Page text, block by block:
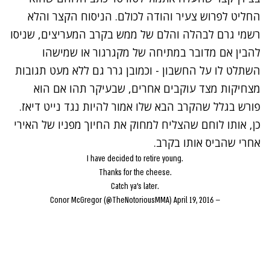
החליט לפרוש צעיר והודה לכולם. הניסוח הקצר והלא
רשמי גרם לבהלה והלם של ממש בקרב המעריצים, שניסו
להבין אם מדובר במתיחה של מקגרגור או שמישהו
השתלט לו על החשבון - וכמובן גרר גם ללא מעט תגובות
מצחיקות מצד עוקבים אחרים, שבעיקר תהו אם הוא
פורש בגלל שהקרב הבא שלו אמור להיות נגד נייט דיאז.
כן, אותו לוחם שהצליח למחוק את החיוך מפניו של האירי
אחרי שהביס אותו בקרב.
I have decided to retire young.
Thanks for the cheese.
Catch ya's later.
— Conor McGregor (@TheNotoriousMMA)
April 19, 2016